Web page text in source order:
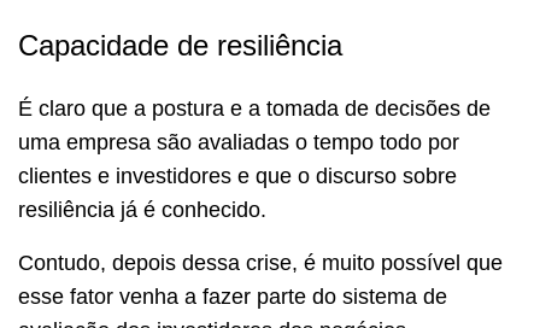
Capacidade de resiliência
É claro que a postura e a tomada de decisões de
uma empresa são avaliadas o tempo todo por
clientes e investidores e que o discurso sobre
resiliência já é conhecido.
Contudo, depois dessa crise, é muito possível que
esse fator venha a fazer parte do sistema de